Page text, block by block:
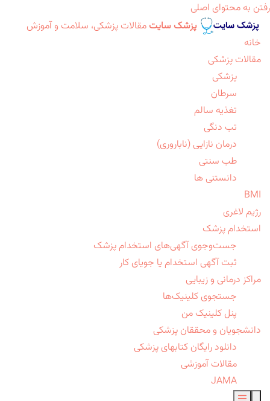
رفتن به محتوای اصلی
پزشک سایت مقالات پزشکی، سلامت و آموزش
خانه
مقالات پزشکی
پزشکی
سرطان
تغذیه سالم
تب دنگی
درمان نازایی (ناباروری)
طب سنتی
دانستنی ها
BMI
رژیم لاغری
استخدام پزشک
جست‌وجوی آگهی‌های استخدام پزشک
ثبت آگهی استخدام یا جویای کار
مراکز درمانی و زیبایی
جستجوی کلینیک‌ها
پنل کلینیک من
دانشجویان و محققان پزشکی
دانلود رایگان کتابهای پزشکی
مقالات آموزشی
JAMA